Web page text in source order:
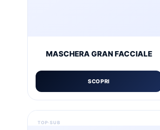
MASCHERA GRAN FACCIALE
SCOPRI